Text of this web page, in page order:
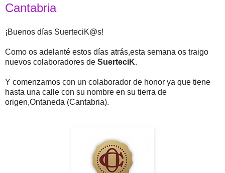
Cantabria
¡Buenos días SuerteciK@s!
Como os adelanté estos días atrás,esta semana os traigo
nuevos colaboradores de SuerteciK.
Y comenzamos con un colaborador de honor ya que tiene
hasta una calle con su nombre en su tierra de
origen,Ontaneda (Cantabria).